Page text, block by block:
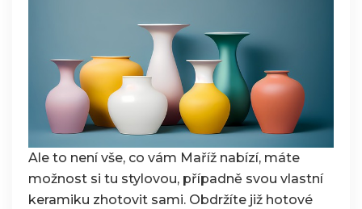
Ale to není vše, co vám Maříž nabízí, máte
možnost si tu stylovou, případně svou vlastní
keramiku zhotovit sami. Obdržíte již hotové